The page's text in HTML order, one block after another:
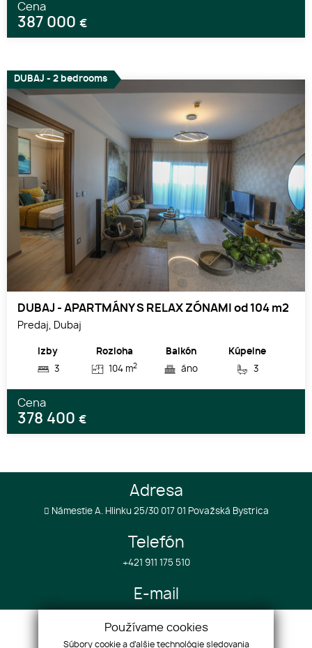
Cena
387 000 €
DUBAJ - APARTMÁNY S RELAX ZÓNAMI od 104 m2
Predaj, Dubaj
Izby
3
Rozloha
104 m2
Balkón
áno
Kúpelne
3
Cena
378 400 €
DUBAJ - 2 bedrooms
Adresa
Námestie A. Hlinku 25/30 017 01 Považská Bystrica
Telefón
+421 911 175 510
E-mail
Používame cookies
Súbory cookie a ďalšie technológie sledovania